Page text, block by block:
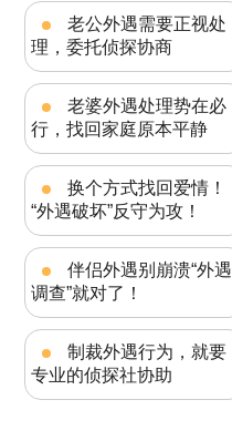
老公外遇需要正视处
理，委托侦探协商
老婆外遇处理势在必
行，找回家庭原本平静
换个方式找回爱情！
“外遇破坏”反守为攻！
伴侣外遇别崩溃“外遇
调查”就对了！
制裁外遇行为，就要
专业的侦探社协助